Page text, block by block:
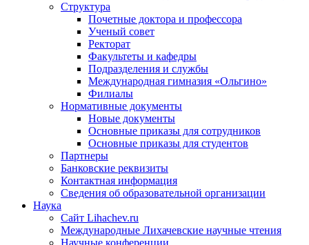
Структура
Почетные доктора и профессора
Ученый совет
Ректорат
Факультеты и кафедры
Подразделения и службы
Международная гимназия «Ольгино»
Филиалы
Нормативные документы
Новые документы
Основные приказы для сотрудников
Основные приказы для студентов
Партнеры
Банковские реквизиты
Контактная информация
Сведения об образовательной организации
Наука
Сайт Lihachev.ru
Международные Лихачевские научные чтения
Научные конференции